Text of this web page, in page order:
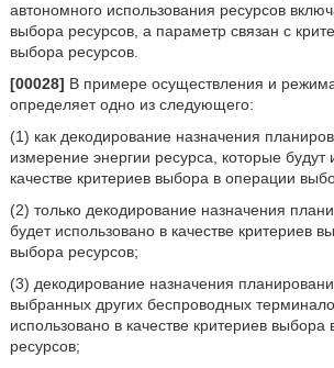
автономного использования ресурсов
выбора ресурсов, а параметр связан с
выбора ресурсов.
[00028] В примере осуществления и
определяет одно из следующего:
(1) как декодирование назначения
измерение энергии ресурса, которые будут
качестве критериев выбора в операции
(2) только декодирование назначения
будет использовано в качестве критериев
выбора ресурсов;
(3) декодирование назначения
выбранных других беспроводных
использовано в качестве критериев
ресурсов;